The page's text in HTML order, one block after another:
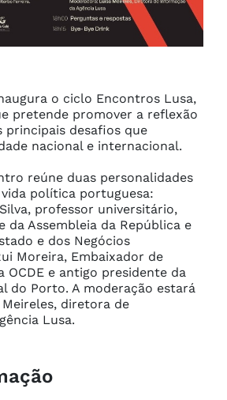
o ciclo Encontros Lusa,
pretende promover a reflexão
principais desafios que
nacional e internacional.
reúne duas personalidades
política portuguesa:
professor universitário,
da Assembleia da República e
e dos Negócios
Moreira, Embaixador de
OCDE e antigo presidente da
do Porto. A moderação estará
diretora de
Lusa.